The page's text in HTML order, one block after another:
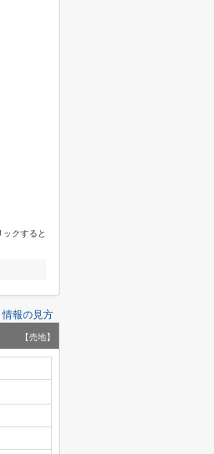
クすると
情報の見方
【売地】